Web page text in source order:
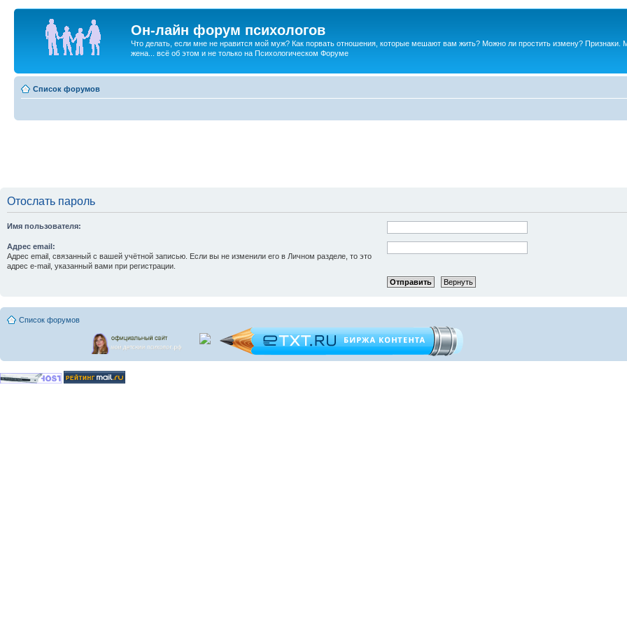
Он-лайн форум психологов
Что делать, если мне не нравится мой муж? Как порвать отношения, которые мешают вам жить? Можно ли простить измену? Признаки.
жена... всё об этом и не только на Психологическом Форуме
Список форумов
Отослать пароль
Имя пользователя:
Адрес email:
Адрес email, связанный с вашей учётной записью. Если вы не изменили его в Личном разделе, то это
адрес e-mail, указанный вами при регистрации.
Список форумов